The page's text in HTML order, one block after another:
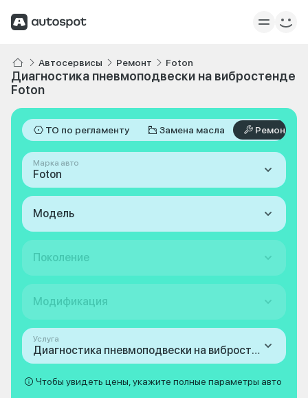
Автосервисы Ремонт Foton
Диагностика пневмоподвески на вибростенде
Foton
ТО по регламенту Замена масла Ремонт
Марка авто
Foton
Модель
Поколение
Модификация
Услуга
Диагностика пневмоподвески на вибростенде
Чтобы увидеть цены, укажите полные параметры авто